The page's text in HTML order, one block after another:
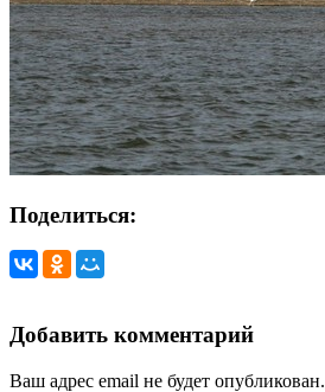
Поделиться:
Добавить комментарий
Ваш адрес email не будет опубликован.